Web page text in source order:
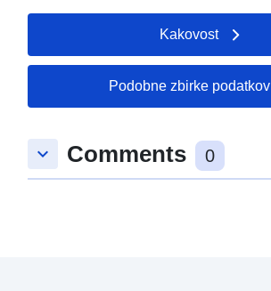
Kakovost
Podobne zbirke podatkov
keyboard_arrow_down Comments 0